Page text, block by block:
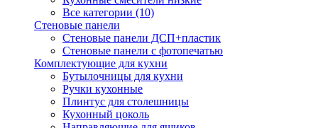
Все категории (10)
Стеновые панели
Стеновые панели ДСП+пластик
Стеновые панели с фотопечатью
Комплектующие для кухни
Бутылочницы для кухни
Ручки кухонные
Плинтус для столешницы
Кухонный цоколь